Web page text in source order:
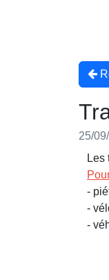
25/
Les
-
-
-